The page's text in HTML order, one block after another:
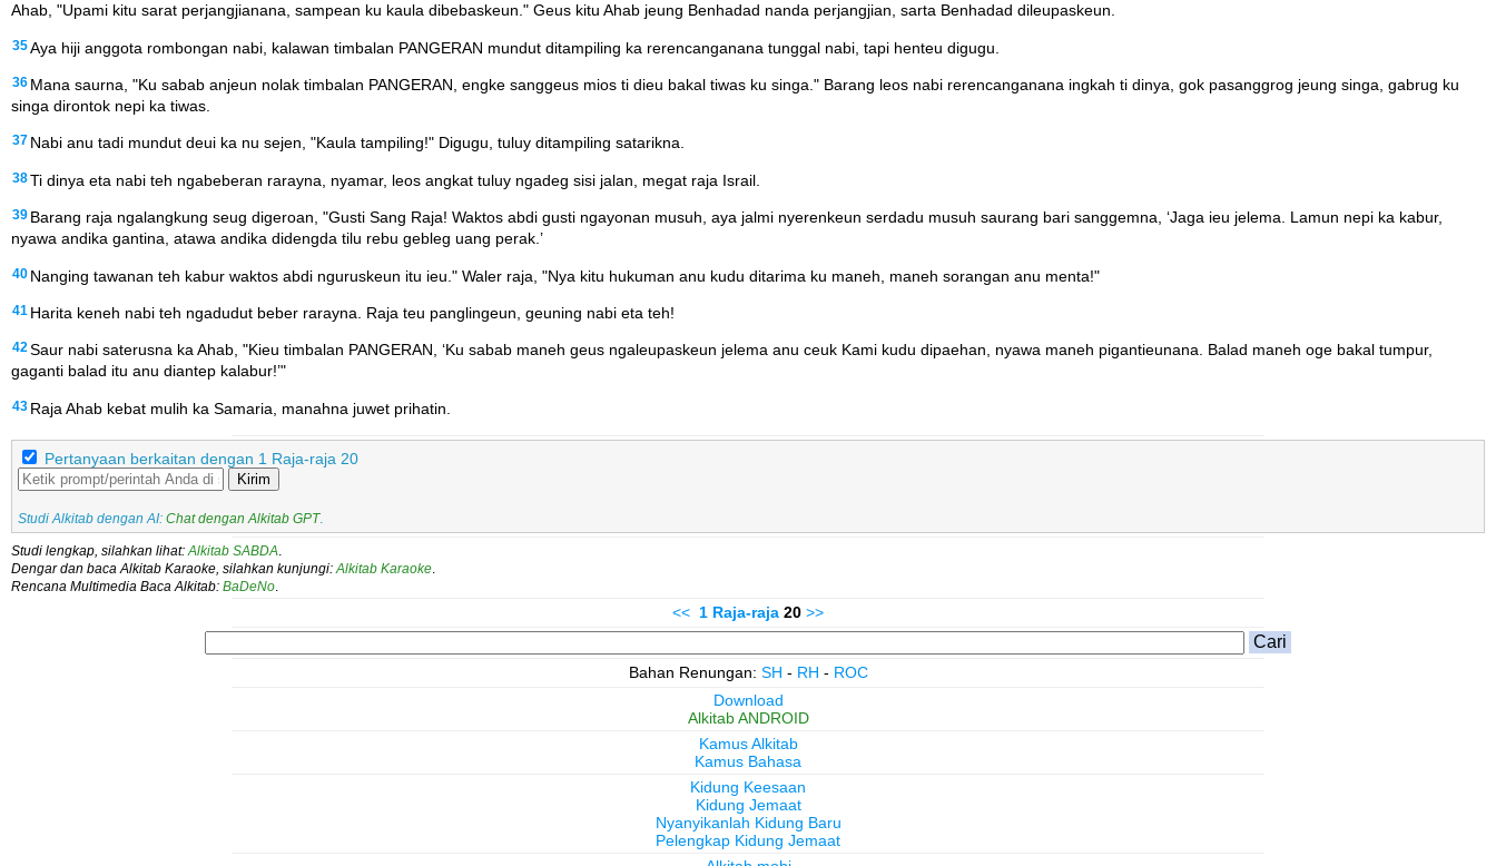
Ahab, "Upami kitu sarat perjangjianana, sampean ku kaula dibebaskeun." Geus kitu Ahab jeung Benhadad nanda perjangjian, sarta Benhadad dileupaskeun.
35Aya hiji anggota rombongan nabi, kalawan timbalan PANGERAN mundut ditampiling ka rerencanganana tunggal nabi, tapi henteu digugu.
36 Mana saurna, "Ku sabab anjeun nolak timbalan PANGERAN, engke sanggeus mios ti dieu bakal tiwas ku singa." Barang leos nabi rerencanganana ingkah ti dinya, gok pasanggrog jeung singa, gabrug ku
singa dirontok nepi ka tiwas.
37 Nabi anu tadi mundut deui ka nu sejen, "Kaula tampiling!" Digugu, tuluy ditampiling satarikna.
38Ti dinya eta nabi teh ngabeberan rarayna, nyamar, leos angkat tuluy ngadeg sisi jalan, megat raja Israil.
39 Barang raja ngalangkung seug digeroan, "Gusti Sang Raja! Waktos abdi gusti ngayonan musuh, aya jalmi nyerenkeun serdadu musuh saurang bari sanggemna, ‘Jaga ieu jelema. Lamun nepi ka kabur,
nyawa andika gantina, atawa andika didengda tilu rebu gebleg uang perak.’
40 Nanging tawanan teh kabur waktos abdi nguruskeun itu ieu." Waler raja, "Nya kitu hukuman anu kudu ditarima ku maneh, maneh sorangan anu menta!"
41 Harita keneh nabi teh ngadudut beber rarayna. Raja teu panglingeun, geuning nabi eta teh!
42Saur nabi saterusna ka Ahab, "Kieu timbalan PANGERAN, ‘Ku sabab maneh geus ngaleupaskeun jelema anu ceuk Kami kudu dipaehan, nyawa maneh pigantieunana. Balad maneh oge bakal tumpur,
gaganti balad itu anu diantep kalabur!’"
43 Raja Ahab kebat mulih ka Samaria, manahna juwet prihatin.
Pertanyaan berkaitan dengan 1 Raja-raja 20
Kirim
Studi Alkitab dengan AI: Chat dengan Alkitab GPT.
Studi lengkap, silahkan lihat: Alkitab SABDA
Dengar dan baca Alkitab Karaoke, silahkan kunjungi: Alkitab Karaoke
Rencana Multimedia Baca Alkitab: BaDeNo
<< 1 Raja-raja 20 >>
Bahan Renungan: SH - RH - ROC
Download
Alkitab ANDROID
Kamus Alkitab
Kamus Bahasa
Kidung Keesaan
Kidung Jemaat
Nyanyikanlah Kidung Baru
Pelengkap Kidung Jemaat